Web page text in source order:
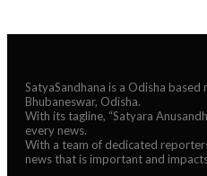
SatyaSandhana is a Odisha
Bhubaneswar, Odisha.
With its tagline, “Satyara
every news.
With a team of dedicated
news that is important and